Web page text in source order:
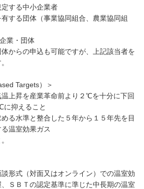
する中小企業者
する団体（事業協同組合、農業協同組
業・団体
からの申込も可能ですが、上記該当者を
Targets）＞
昇を産業革命前より２℃を十分に下回
に抑えること
水準と整合した５年から１５年先を目
温室効果ガス
形式（対面又はオンライン）での温室効
ＳＢＴの認定基準に準じた中長期の温室